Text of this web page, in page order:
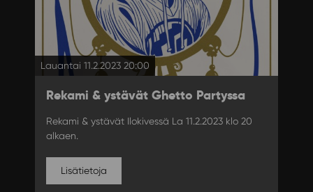
Lauantai 11.2.2023 20:00
Rekami & ystävät Ghetto Partyssa
Rekami & ystävät Ilokivessä La 11.2.2023 klo 20
alkaen.
Lisätietoja